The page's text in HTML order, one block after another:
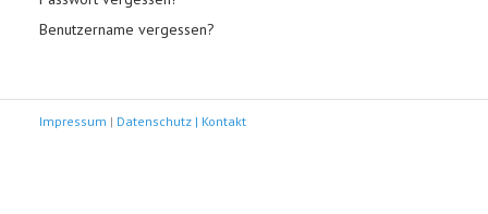
Benutzername vergessen?
Impressum | Datenschutz | Kontakt